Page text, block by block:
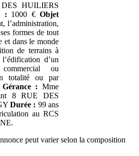
HUILIERS
: 1000 € Objet
l’administration,
formes de tout
et dans le monde
de terrains à
d’un
ou
totalité ou par
Gérance : Mme
8 RUE DES
Durée : 99 ans
au RCS
peut varier selon la composition